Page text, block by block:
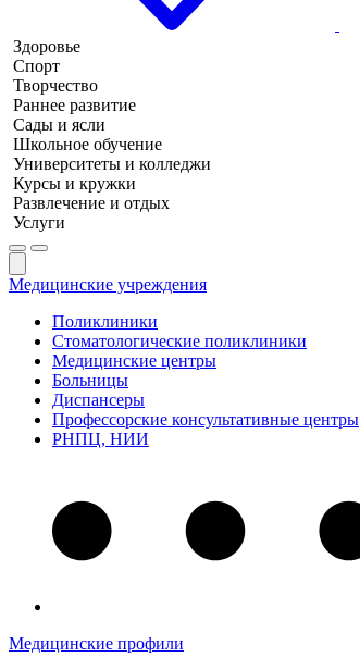
Здоровье
Спорт
Творчество
Раннее развитие
Сады и ясли
Школьное обучение
Университеты и колледжи
Курсы и кружки
Развлечение и отдых
Услуги
Медицинские учреждения
Поликлиники
Стоматологические поликлиники
Медицинские центры
Больницы
Диспансеры
Профессорские консультативные центры
РНПЦ, НИИ
Медицинские профили